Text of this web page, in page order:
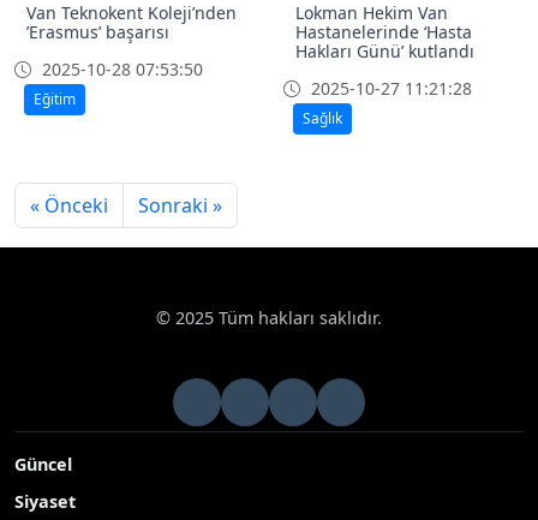
Van Teknokent Koleji’nden
’Erasmus’ başarısı
2025-10-28 07:53:50
Eğitim
Lokman Hekim Van
Hastanelerinde ‘Hasta
Hakları Günü’ kutlandı
2025-10-27 11:21:28
Sağlık
« Önceki Sonraki »
© 2025 Tüm hakları saklıdır.
Güncel
Siyaset